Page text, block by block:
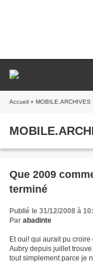
Accueil » MOBILE.ARCHIVES
Que 2009
terminé
Publié le 31/12/2008 à
Par abadinte
Et oui! qui aurait pu
Aubry depuis juillet
tout simplement parce je